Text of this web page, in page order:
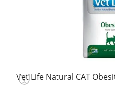
Vet Life Natural CAT